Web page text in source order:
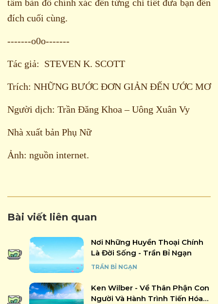
tấm bản đồ chính xác đến từng chi tiết đưa bạn đến
đích cuối cùng.
-------o0o-------
Tác giả: STEVEN K. SCOTT
Trích: NHỮNG BƯỚC ĐƠN GIẢN ĐẾN ƯỚC MƠ
Người dịch: Trần Đăng Khoa – Uông Xuân Vy
Nhà xuất bản Phụ Nữ
Ảnh: nguồn internet.
Bài viết liên quan
Nơi Những Huyền Thoại Chính
Là Đời Sống - Trần Bỉ Ngạn
TRẦN BỈ NGẠN
Ken Wilber - Về Thân Phận Con
Người Và Hành Trình Tiến Hóa